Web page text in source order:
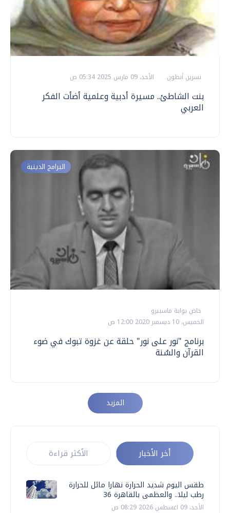
نسرين أنطون الأحد، 09 مارس 2025 05:34 ص
بنت الشاطئ.. مسيرة أدبية وعلمية أضأت الفكر
العربي
البرامج الدينية
خاص بوابة ماسبيرو
الخميس، 10 ديسمبر 2020 12:00 ص
برنامج "نور على نور" حلقة عن غزوة تبوك في ضوء
القرآن والسُنة
المزيد
أخر الأخبار الأكثر قراءة
طقس اليوم شديد الحرارة نهارا مائل للحرارة
رطب ليلا.. والعظمى بالقاهرة 36
الأحد، 09 اغسطس 2026 08:29 ص